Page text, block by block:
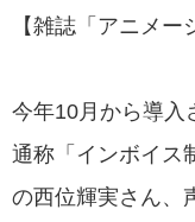
【雑誌「アニメー
今年10月から導入
通称「インボイス
の西位輝実さん、